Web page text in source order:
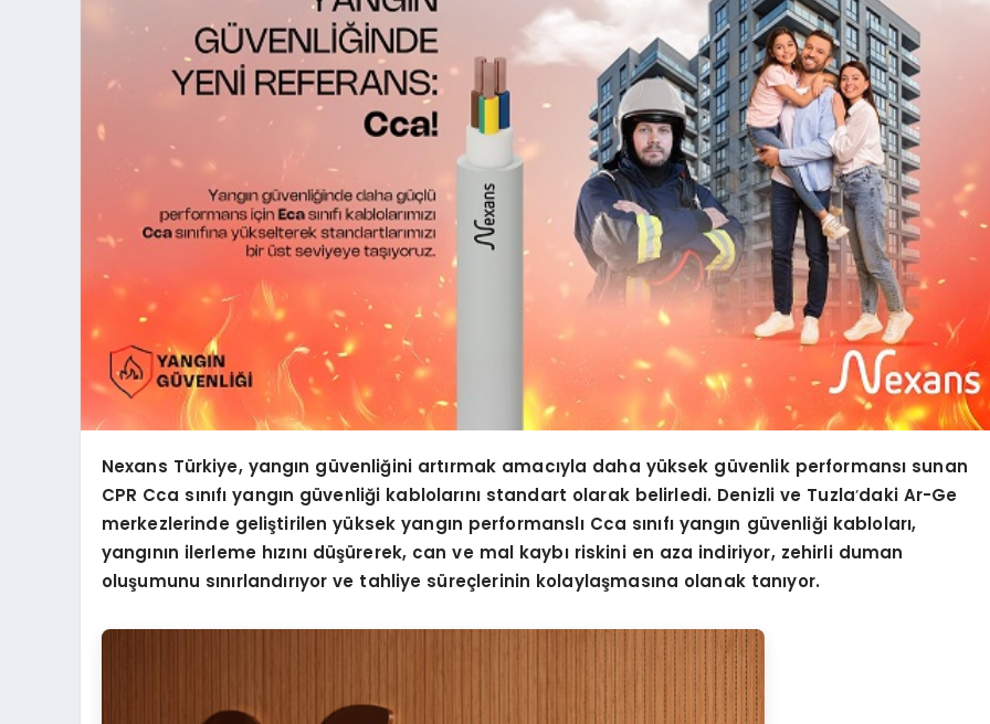
Nexans Türkiye, yangın güvenliğini artırmak amacıyla daha yüksek güvenlik performansı sunan
CPR Cca sınıfı yangın güvenliği kablolarını standart olarak belirledi. Denizli ve Tuzla’daki Ar-Ge
merkezlerinde geliştirilen yüksek yangın performanslı Cca sınıfı yangın güvenliği kabloları,
yangının ilerleme hızını düşürerek, can ve mal kaybı riskini en aza indiriyor, zehirli duman
oluşumunu sınırlandırıyor ve tahliye süreçlerinin kolaylaşmasına olanak tanıyor.